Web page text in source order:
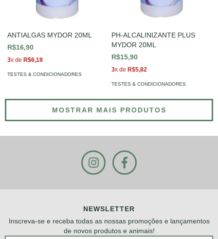
ANTIALGAS MYDOR 20ML
R$16,90
3x de R$6,18
TESTES & CONDICIONADORES
PH-ALCALINIZANTE PLUS
MYDOR 20ML
R$15,90
3x de R$5,82
TESTES & CONDICIONADORES
MOSTRAR MAIS PRODUTOS
NEWSLETTER
Inscreva-se e receba todas as nossas promoções e lançamentos
de novos produtos e animais!